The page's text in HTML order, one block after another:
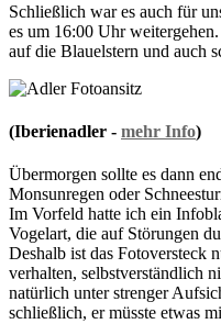
Schließlich war es auch für
es um 16:00 Uhr
auf die Blauelstern und auch
(Iberienadler - mehr Info)
Übermorgen sollte es dann
Monsunregen oder
Im Vorfeld hatte ich ein
Vogelart, die auf Störungen
Deshalb ist das Fotoversteck
verhalten, selbstverständlich
natürlich unter strenger
schließlich, er müsste etwas